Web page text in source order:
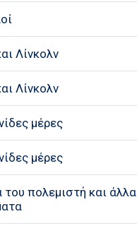
Λίνκολν
Λίνκολν
μέρες
μέρες
του πολεμιστή και άλλα